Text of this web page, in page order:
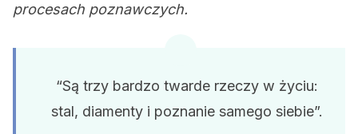
procesach poznawczych.
“Są trzy bardzo twarde rzeczy w życiu:
stal, diamenty i poznanie samego siebie”.